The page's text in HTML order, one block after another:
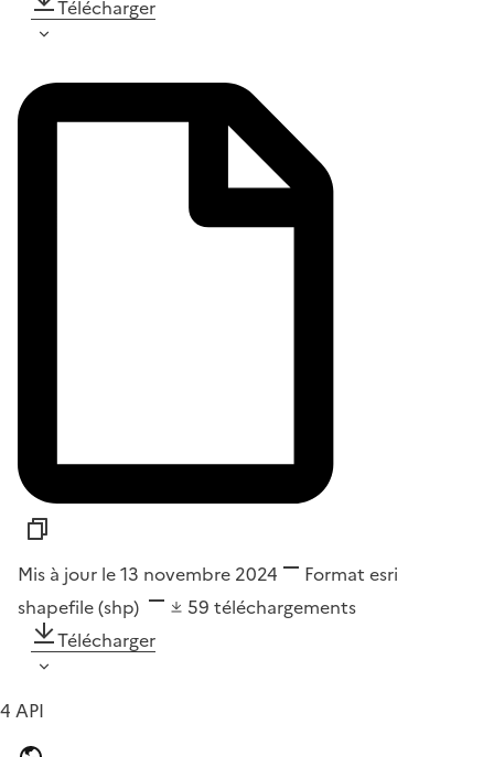
Télécharger
Mis à jour le 13 novembre 2024 Format esri
shapefile (shp)
59 téléchargements
Télécharger
4 API